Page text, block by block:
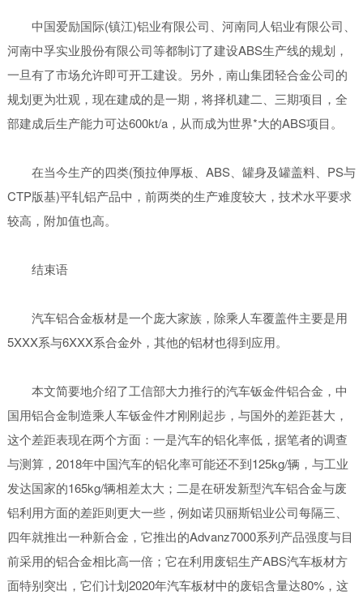
中国爱励国际(镇江)铝业有限公司、河南同人铝业有限公司、
河南中孚实业股份有限公司等都制订了建设ABS生产线的规划，
一旦有了市场允许即可开工建设。另外，南山集团轻合金公司的
规划更为壮观，现在建成的是一期，将择机建二、三期项目，全
部建成后生产能力可达600kt/a，从而成为世界*大的ABS项目。
在当今生产的四类(预拉伸厚板、ABS、罐身及罐盖料、PS与
CTP版基)平轧铝产品中，前两类的生产难度较大，技术水平要求
较高，附加值也高。
结束语
汽车铝合金板材是一个庞大家族，除乘人车覆盖件主要是用
5XXX系与6XXX系合金外，其他的铝材也得到应用。
本文简要地介绍了工信部大力推行的汽车钣金件铝合金，中
国用铝合金制造乘人车钣金件才刚刚起步，与国外的差距甚大，
这个差距表现在两个方面：一是汽车的铝化率低，据笔者的调查
与测算，2018年中国汽车的铝化率可能还不到125kg/辆，与工业
发达国家的165kg/辆相差太大；二是在研发新型汽车铝合金与废
铝利用方面的差距则更大一些，例如诺贝丽斯铝业公司每隔三、
四年就推出一种新合金，它推出的Advanz7000系列产品强度与目
前采用的铝合金相比高一倍；它在利用废铝生产ABS汽车板材方
面特别突出，它们计划2020年汽车板材中的废铝含量达80%，这